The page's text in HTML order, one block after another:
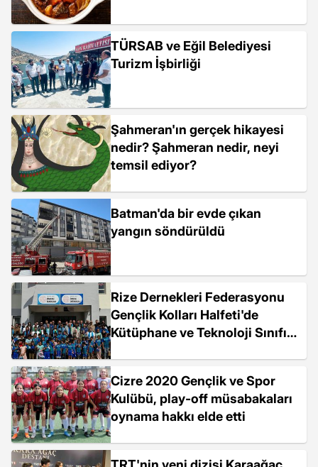
TÜRSAB ve Eğil Belediyesi
Turizm İşbirliği
Şahmeran'ın gerçek hikayesi
nedir? Şahmeran nedir, neyi
temsil ediyor?
Batman'da bir evde çıkan
yangın söndürüldü
Rize Dernekleri Federasyonu
Gençlik Kolları Halfeti'de
Kütüphane ve Teknoloji Sınıfı
Cizre 2020 Gençlik ve Spor
Kulübü, play-off müsabakaları
oynama hakkı elde etti